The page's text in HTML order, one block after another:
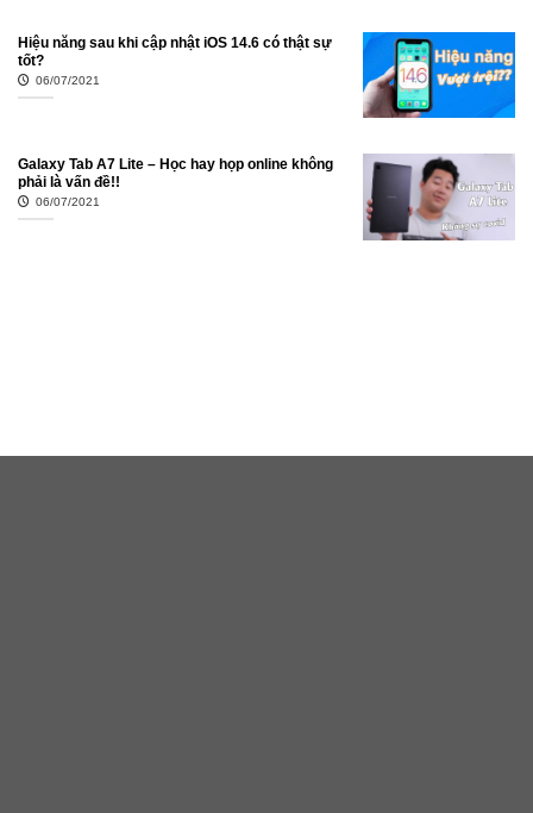
Hiệu năng sau khi cập nhật iOS 14.6 có thật sự
tốt?
06/07/2021
Galaxy Tab A7 Lite – Học hay họp online không
phải là vấn đề!!
06/07/2021